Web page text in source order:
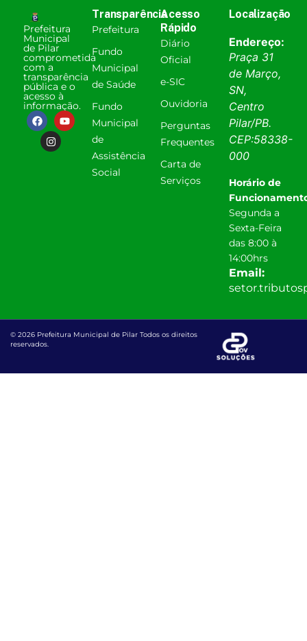
Prefeitura
Municipal
de Pilar
comprometida
com a
transparência
pública e o
acesso à
informação.
Transparência
Prefeitura
Fundo
Municipal
de Saúde
Fundo
Municipal
de
Assistência
Social
Acesso
Rápido
Diário
Oficial
e-SIC
Ouvidoria
Perguntas
Frequentes
Carta de
Serviços
Localização
Endereço:
Praça 31
de Março,
SN,
Centro
Pilar/PB.
CEP:58338-
000
Horário de
Segunda a
Sexta-Feira
das 8:00 à
14:00hrs
Email:
© 2026 Prefeitura Municipal de Pilar Todos os direitos
reservados.